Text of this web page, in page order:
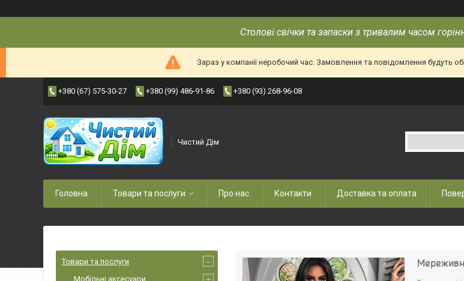
Столові свічки та запаски з тривалим часом
Зараз у компанії неробочий час. Замовлення та повідомлення будуть
+380 (67) 575-30-27 +380 (99) 486-91-86 +380 (93) 268-96-08
Чистий Дім
Головна Товари та послуги Про нас Контакти Доставка та оплата
Товари та послуги
Мобільні аксесуари